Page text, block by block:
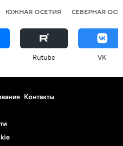
ЮЖНАЯ ОСЕТИЯ СЕВЕРНАЯ
Rutube VK
Контакты